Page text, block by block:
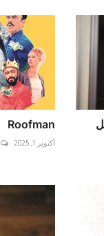
Roofman
أكتوبر 1, 2025